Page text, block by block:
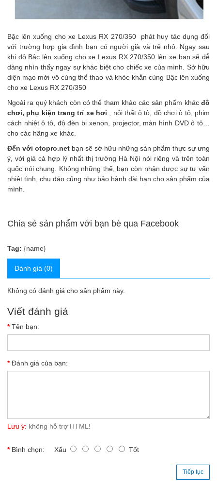
Bậc lên xuống cho xe Lexus RX 270/350
phát huy tác dụng đối
với trường hợp gia đình bạn có người già và trẻ nhỏ. Ngay sau
khi độ Bậc lên xuống cho xe Lexus RX 270/350 lên xe bạn sẽ dễ
dàng nhìn thấy ngay sự khác biệt cho chiếc xe của mình. Sở hữu
diện mạo mới vô cùng thể thao và khỏe khắn cùng Bậc lên xuống
cho xe Lexus RX 270/350
Ngoài ra quý khách còn có thể tham khảo các sản phẩm khácđồ
chơi, phụ kiện trang trí xe hơi ; nội thất ô tô đồ chơi ô tô, phim
cách nhiệt ô tô độ đèn bi xenon, projector, màn hình DVD ô tô
cho các hãng xe khác.
Đến với otopro.net bạn sẽ sở hữu những sản phẩm thực sự ưng
ý, với giá cả hợp lý nhất thị trường Hà Nội nói riêng và trên toàn
quốc nói chung. Không những thế, bạn còn nhận được sự tư vấn
nhiệt tình, chu đáo cũng như bảo hành dài hạn cho sản phẩm của
mình.
Chia sẻ sản phẩm với bạn bè qua Facebook
Tag: {name}
Đánh giá (0)
Không có đánh giá cho sản phẩm này.
Viết đánh giá
Tên bạn:
Đánh giá của bạn:
Lưu ý: không hỗ trợ HTML!
Bình chọn: Xấu Tốt
Tiếp tục